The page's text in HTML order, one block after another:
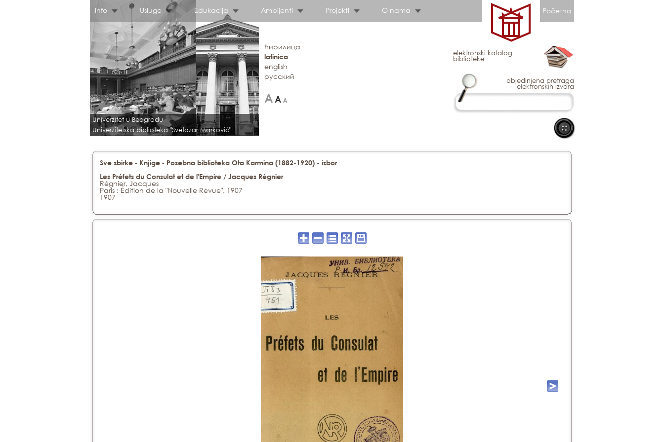
Info Usluge Edukacija Ambijenti Projekti O nama Početna
Univerzitet u Beogradu
Univerzitetska biblioteka "Svetozar Marković"
ћирилица
latinica
english
русский
elektronski katalog
biblioteke
objedinjena pretraga
elektronskih izvora
Sve zbirke - Knjige - Posebna biblioteka Ota Karmina (1882-1920) - izbor
Les Préfets du Consulat et de l'Empire / Jacques Régnier
Régnier, Jacques
Paris : Édition de la "Nouvelle Revue", 1907
1907